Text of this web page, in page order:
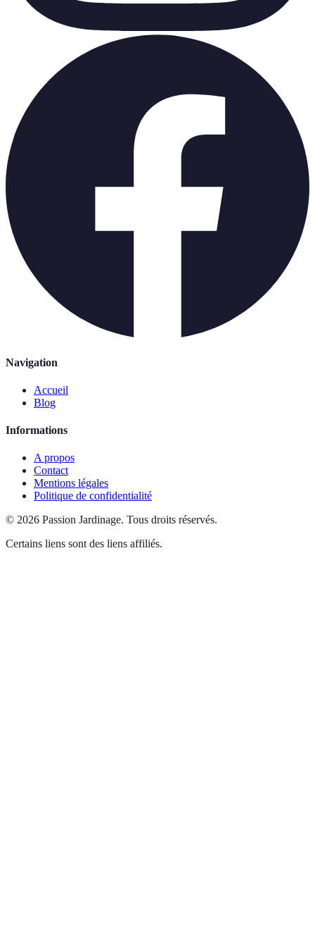
Navigation
Accueil
Blog
Informations
A propos
Contact
Mentions légales
Politique de confidentialité
© 2026 Passion Jardinage. Tous droits réservés.
Certains liens sont des liens affiliés.